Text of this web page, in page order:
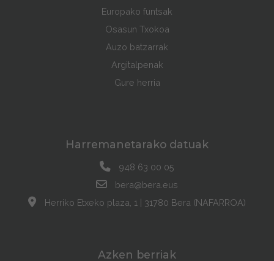
Europako funtsak
Osasun Txokoa
Auzo batzarrak
Argitalpenak
Gure herria
Harremanetarako datuak
948 63 00 05
bera@bera.eus
Herriko Etxeko plaza, 1 | 31780 Bera (NAFARROA)
Azken berriak